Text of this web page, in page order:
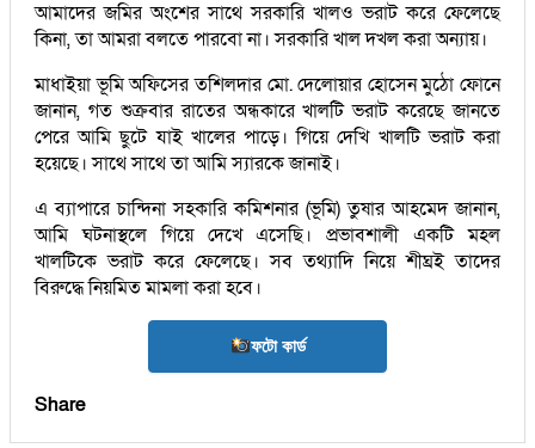
আমাদের জমির অংশের সাথে সরকারি খালও ভরাট করে ফেলেছে
কিনা, তা আমরা বলতে পারবো না। সরকারি খাল দখল করা অন্যায়।
মাধাইয়া ভূমি অফিসের তশিলদার মো. দেলোয়ার হোসেন মুঠো ফোনে
জানান, গত শুক্রবার রাতের অন্ধকারে খালটি ভরাট করেছে জানতে
পেরে আমি ছুটে যাই খালের পাড়ে। গিয়ে দেখি খালটি ভরাট করা
হয়েছে। সাথে সাথে তা আমি স্যারকে জানাই।
এ ব্যাপারে চান্দিনা সহকারি কমিশনার (ভূমি) তুষার আহমেদ জানান,
আমি ঘটনাস্থলে গিয়ে দেখে এসেছি। প্রভাবশালী একটি মহল
খালটিকে ভরাট করে ফেলেছে। সব তথ্যাদি নিয়ে শীঘ্রই তাদের
বিরুদ্ধে নিয়মিত মামলা করা হবে।
ফটো কার্ড
Share